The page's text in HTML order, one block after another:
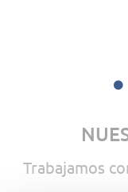
Trabajamos